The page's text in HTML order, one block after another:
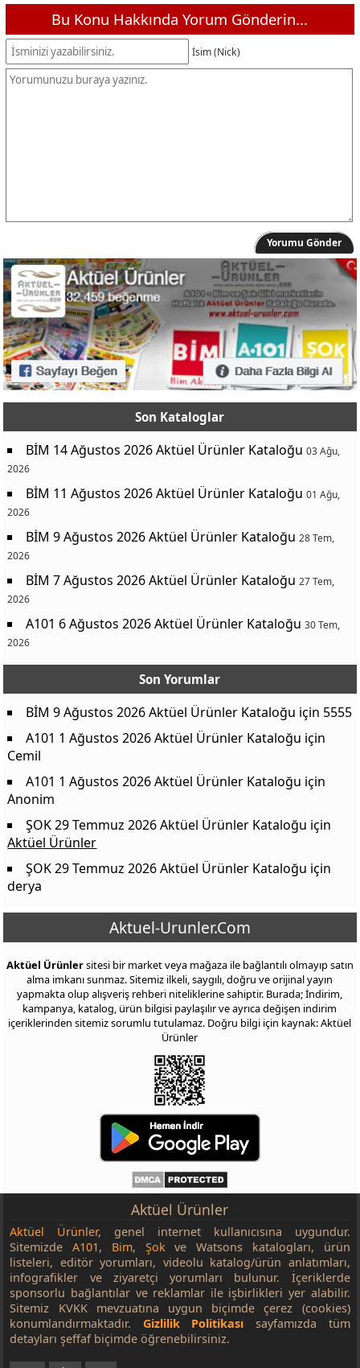
Bu Konu Hakkında Yorum Gönderin...
İsim (Nick)
Yorumu Gönder
Son Kataloglar
BİM 14 Ağustos 2026 Aktüel Ürünler Kataloğu 03 Ağu,
2026
BİM 11 Ağustos 2026 Aktüel Ürünler Kataloğu 01 Ağu,
2026
BİM 9 Ağustos 2026 Aktüel Ürünler Kataloğu 28 Tem,
2026
BİM 7 Ağustos 2026 Aktüel Ürünler Kataloğu 27 Tem,
2026
A101 6 Ağustos 2026 Aktüel Ürünler Kataloğu 30 Tem,
2026
Son Yorumlar
BİM 9 Ağustos 2026 Aktüel Ürünler Kataloğu için 5555
A101 1 Ağustos 2026 Aktüel Ürünler Kataloğu için
Cemil
A101 1 Ağustos 2026 Aktüel Ürünler Kataloğu için
Anonim
ŞOK 29 Temmuz 2026 Aktüel Ürünler Kataloğu için
Aktüel Ürünler
ŞOK 29 Temmuz 2026 Aktüel Ürünler Kataloğu için
derya
Aktuel-Urunler.Com
Aktüel Ürünlersitesi bir market veya mağaza ile bağlantılı olmayıp satın
alma imkanı sunmaz. Sitemiz ilkeli, saygılı, doğru ve orijinal yayın
yapmakta olup alışveriş rehberi niteliklerine sahiptir. Burada; İndirim,
kampanya, katalog, ürün bilgisi paylaşılır ve ayrıca değişen indirim
içeriklerinden sitemiz sorumlu tutulamaz. Doğru bilgi için kaynak: Aktüel
Ürünler
Aktüel Ürünler
Aktüel Ürünler, genel internet kullanıcısına uygundur.
SitemizdeA101, Bim, Şokve Watsons katalogları, ürün
listeleri, editör yorumları, videolu katalog/ürün anlatımları,
infografikler ve ziyaretçi yorumları bulunur. İçeriklerde
sponsorlu bağlantılar ve reklamlar ile işbirlikleri yer alabilir.
Sitemiz KVKK mevzuatına uygun biçimde çerez (cookies)
konumlandırmaktadır. Gizlilik Politikası sayfamızda tüm
detayları şeffaf biçimde öğrenebilirsiniz.